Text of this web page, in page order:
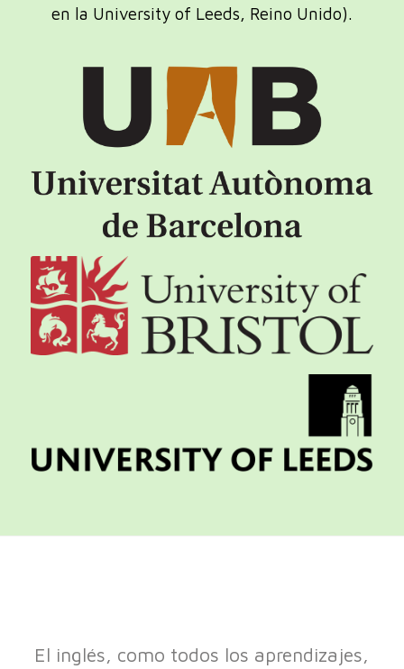
en la University of Leeds, Reino Unido).
El inglés, como todos los aprendizajes,